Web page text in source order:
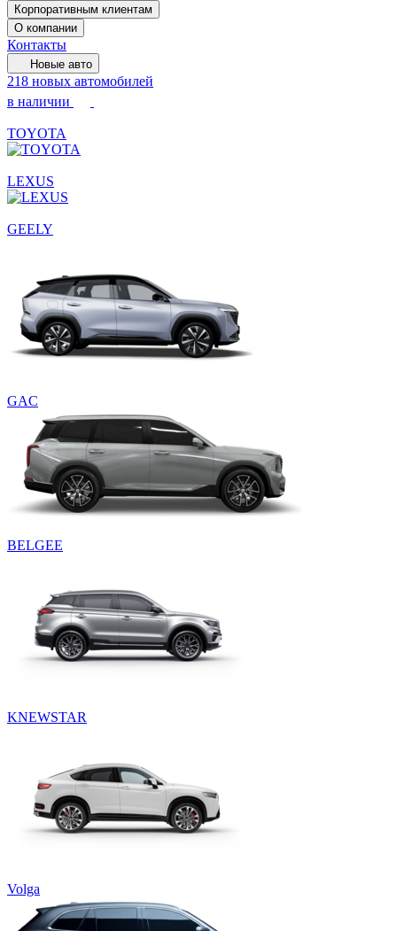
Корпоративным клиентам
О компании
Контакты
Новые авто
218 новых автомобилей
в наличии
TOYOTA
LEXUS
GEELY
GAC
BELGEE
KNEWSTAR
Volga